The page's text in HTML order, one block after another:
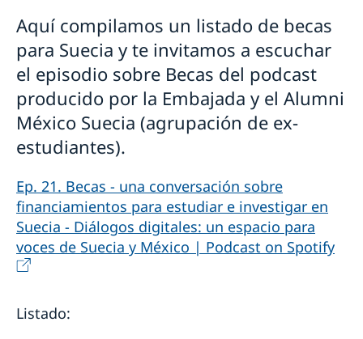
Becas para estudiar en Suecia
Verificación de pasaportes en México
Aquí compilamos un listado de becas
para Suecia y te invitamos a escuchar
el episodio sobre Becas del podcast
producido por la Embajada y el Alumni
México Suecia (agrupación de ex-
estudiantes).
Ep. 21. Becas - una conversación sobre
financiamientos para estudiar e investigar en
Suecia - Diálogos digitales: un espacio para
voces de Suecia y México | Podcast on Spotify
Listado: